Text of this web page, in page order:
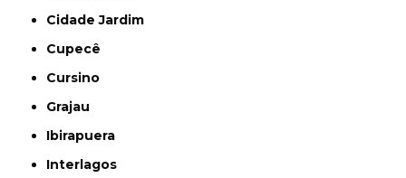
Cidade Jardim
Cupecê
Cursino
Grajau
Ibirapuera
Interlagos